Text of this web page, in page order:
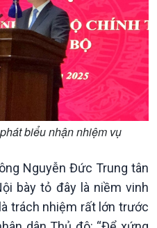
biểu nhận nhiệm vụ
Nguyễn Đức Trung tân
bày tỏ đây là niềm vinh
trách nhiệm rất lớn trước